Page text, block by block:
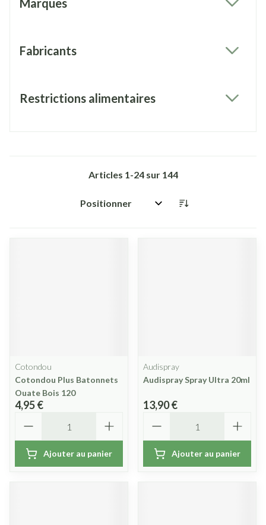
Marques
Fabricants
Restrictions alimentaires
Articles 1-24sur 144
Trier par:
Cotondou
Cotondou Plus Batonnets
Ouate Bois 120
4,95 €
Ajouter au panier
Audispray
Audispray Spray Ultra 20ml
13,90 €
Ajouter au panier